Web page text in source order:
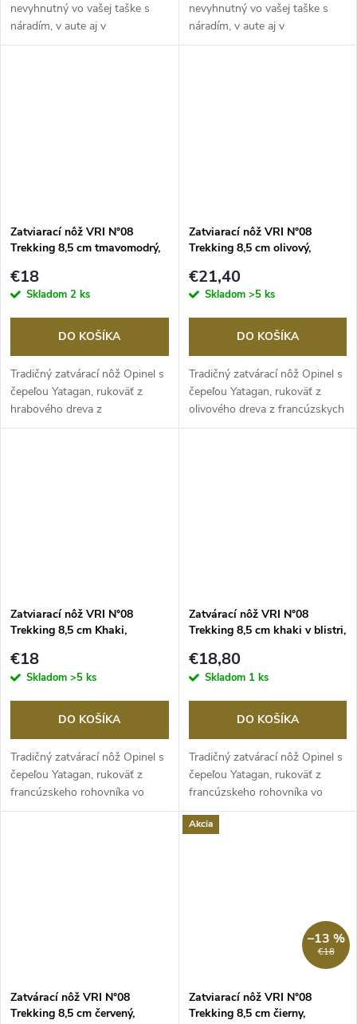
nevyhnutný vo vašej taške s
náradím, v aute aj v
kancelárii. Jeho...
nevyhnutný vo vašej taške s
náradím, v aute aj v
kancelárii. Jeho...
Zatviarací nôž VRI N°08
Trekking 8,5 cm tmavomodrý,
€18
Skladom 2 ks
DO KOŠÍKA
Tradičný zatvárací nôž Opinel s
čepeľou Yatagan, rukoväť z
hrabového dreva z
francúzskych lesov...
Zatviarací nôž VRI N°08
Trekking 8,5 cm olivový,
€21,40
Skladom >5 ks
DO KOŠÍKA
Tradičný zatvárací nôž Opinel s
čepeľou Yatagan, rukoväť z
olivového dreva z francúzskych
lesov,...
Zatviarací nôž VRI N°08
Trekking 8,5 cm Khaki,
€18
Skladom >5 ks
DO KOŠÍKA
Tradičný zatvárací nôž Opinel s
čepeľou Yatagan, rukoväť z
francúzskeho rohovníka vo
farbe khaki,...
Zatvárací nôž VRI N°08
Trekking 8,5 cm khaki v blistri,
€18,80
Skladom 1 ks
DO KOŠÍKA
Tradičný zatvárací nôž Opinel s
čepeľou Yatagan, rukoväť z
francúzskeho rohovníka vo
farbe khaki,...
Zatvárací nôž VRI N°08
Trekking 8,5 cm červený,
Akcia
€18
–13 %
Zatviarací nôž VRI N°08
Trekking 8,5 cm čierny,